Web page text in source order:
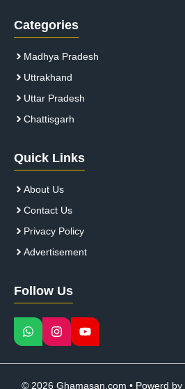
Categories
Madhya Pradesh
Uttrakhand
Uttar Pradesh
Chattisgarh
Quick Links
About Us
Contact Us
Privacy Policy
Advertisement
Follow Us
© 2026 Ghamasan.com • Powerd by